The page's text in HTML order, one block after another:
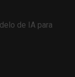
de IA para